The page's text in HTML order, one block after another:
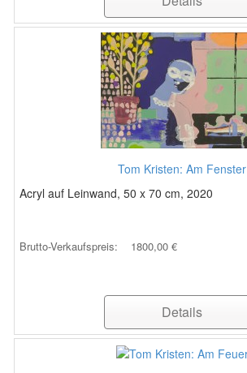
Tom Kristen: Am Fenster
Acryl auf Leinwand, 50 x 70 cm, 2020
Brutto-Verkaufspreis: 1800,00 €
Details